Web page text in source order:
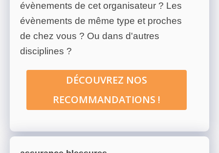
évènements de cet organisateur ? Les
évènements de même type et proches
de chez vous ? Ou dans d'autres
disciplines ?
DÉCOUVREZ NOS
RECOMMANDATIONS !